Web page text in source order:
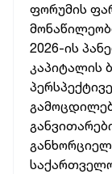
ფორუმის
2026-ის
კაპიტალის